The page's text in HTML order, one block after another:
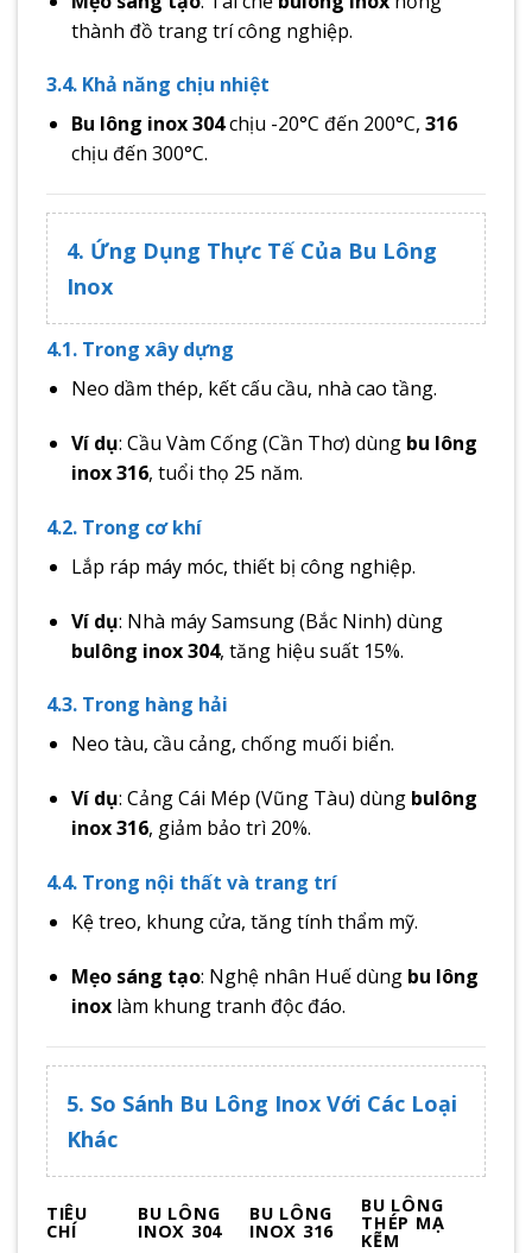
thành đồ trang trí công nghiệp.
3.4. Khả năng chịu nhiệt
Bu lông inox 304chịu -20°C đến 200°C, 316
chịu đến 300°C.
4. Ứng Dụng Thực Tế Của Bu Lông
Inox
4.1. Trong xây dựng
Neo dầm thép, kết cấu cầu, nhà cao tầng.
Ví dụ: Cầu Vàm Cống (Cần Thơ) dùng bu lông
inox 316, tuổi thọ 25 năm.
4.2. Trong cơ khí
Lắp ráp máy móc, thiết bị công nghiệp.
Ví dụ: Nhà máy Samsung (Bắc Ninh) dùng
bulông inox 304, tăng hiệu suất 15%.
4.3. Trong hàng hải
Neo tàu, cầu cảng, chống muối biển.
Ví dụ: Cảng Cái Mép (Vũng Tàu) dùng bulông
inox 316, giảm bảo trì 20%.
4.4. Trong nội thất và trang trí
Kệ treo, khung cửa, tăng tính thẩm mỹ.
Mẹo sáng tạo: Nghệ nhân Huế dùng bu lông
inoxlàm khung tranh độc đáo.
5. So Sánh Bu Lông Inox Với Các Loại
Khác
TIÊU
CHÍ
BU LÔNG
INOX 304
BU LÔNG
INOX 316
BU LÔNG
THÉP MẠ
KẼM